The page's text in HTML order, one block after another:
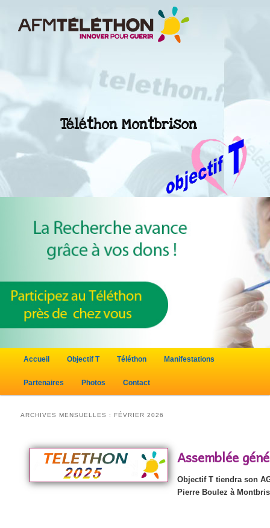
Téléthon Montbrison
Aller au contenu principal
Aller au contenu secondaire
Accueil Objectif T Téléthon Manifestations
Partenaires Photos Contact
ARCHIVES MENSUELLES :FÉVRIER 2026
Assemblée
Objectif T tiendra son
Pierre Boulez à